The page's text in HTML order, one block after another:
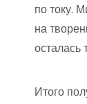
по току.
на
осталась
Итого